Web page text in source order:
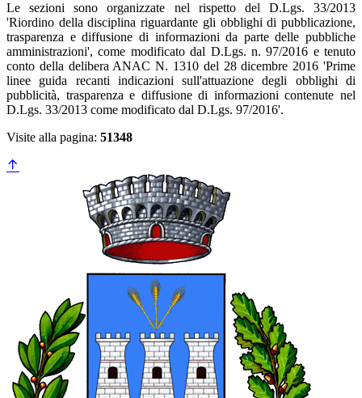
Le sezioni sono organizzate nel rispetto del D.Lgs. 33/2013
'Riordino della disciplina riguardante gli obblighi di pubblicazione,
trasparenza e diffusione di informazioni da parte delle pubbliche
amministrazioni', come modificato dal D.Lgs. n. 97/2016 e tenuto
conto della delibera ANAC N. 1310 del 28 dicembre 2016 'Prime
linee guida recanti indicazioni sull'attuazione degli obblighi di
pubblicità, trasparenza e diffusione di informazioni contenute nel
D.Lgs. 33/2013 come modificato dal D.Lgs. 97/2016'.
Visite alla pagina: 51348